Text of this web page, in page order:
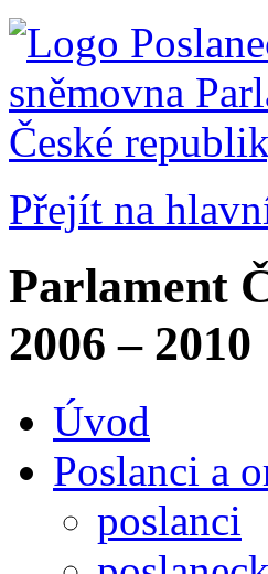
Přejít na
Parlament
2006 – 2010
Úvod
Poslanci a
poslanci